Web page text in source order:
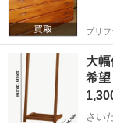
プリフ
大
希望
さい